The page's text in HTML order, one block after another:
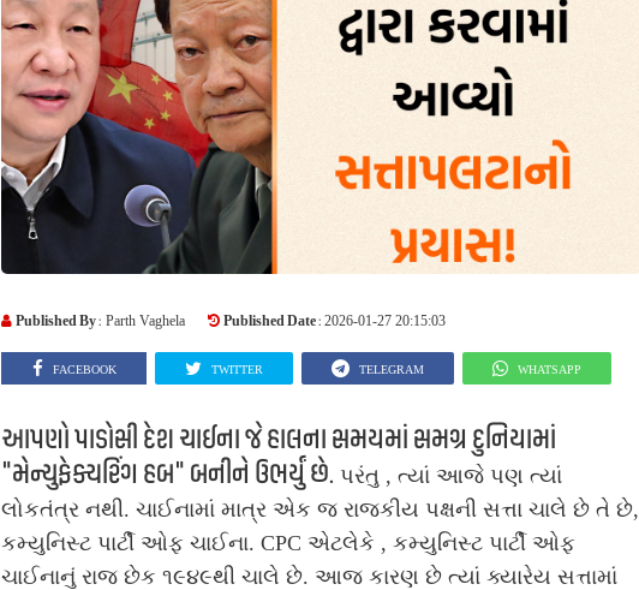
Published By : Parth Vaghela Published Date : 2026-01-27 20:15:03
FACEBOOK TWITTER TELEGRAM WHATSAPP
આપણો પાડોસી દેશ ચાઈના જે હાલના સમયમાં સમગ્ર દુનિયામાં
"મેન્યુફેક્ચરિંગ હબ" બનીને ઉભર્યું છે. પરંતુ , ત્યાં આજે પણ ત્યાં
લોકતંત્ર નથી. ચાઈનામાં માત્ર એક જ રાજકીય પક્ષની સત્તા ચાલે છે તે છે,
કમ્યુનિસ્ટ પાર્ટી ઓફ ચાઈના. CPC એટલેકે , કમ્યુનિસ્ટ પાર્ટી ઓફ
ચાઈનાનું રાજ છેક ૧૯૪૯થી ચાલે છે. આજ કારણ છે ત્યાં ક્યારેય સત્તામાં